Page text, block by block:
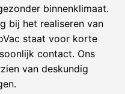
binnenklimaat.
bij het realiseren van
staat voor korte
contact. Ons
van deskundig